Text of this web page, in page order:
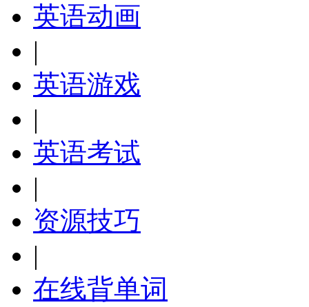
英语动画
|
英语游戏
|
英语考试
|
资源技巧
|
在线背单词